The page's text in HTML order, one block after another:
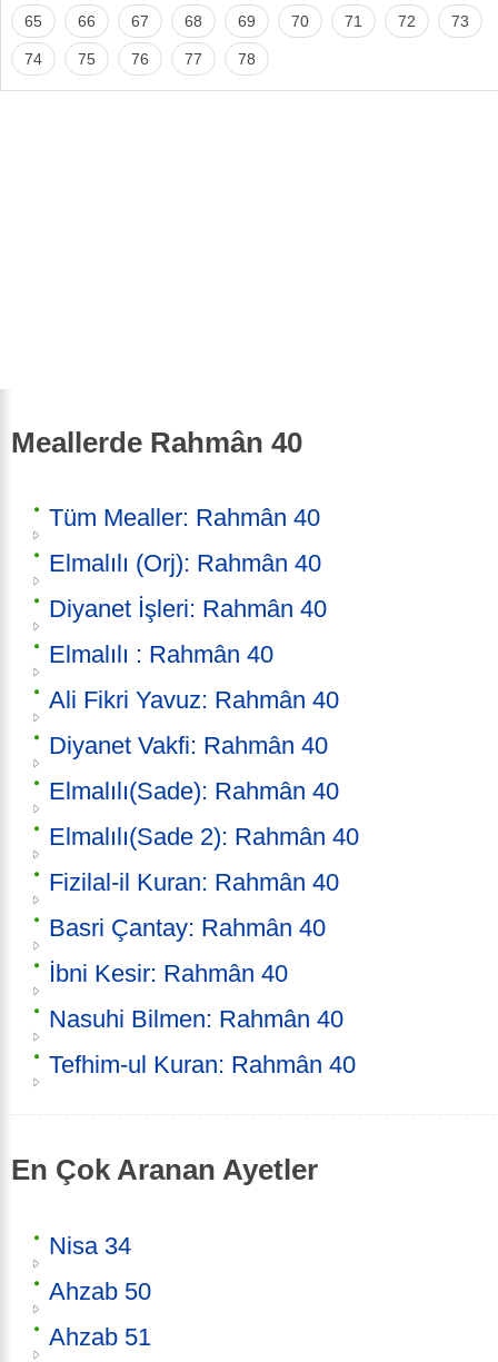
65 66 67 68 69 70 71 72 73
74 75 76 77 78
Meallerde Rahmân 40
Tüm Mealler: Rahmân 40
Elmalılı (Orj): Rahmân 40
Diyanet İşleri: Rahmân 40
Elmalılı : Rahmân 40
Ali Fikri Yavuz: Rahmân 40
Diyanet Vakfi: Rahmân 40
Elmalılı(Sade): Rahmân 40
Elmalılı(Sade 2): Rahmân 40
Fizilal-il Kuran: Rahmân 40
Basri Çantay: Rahmân 40
İbni Kesir: Rahmân 40
Nasuhi Bilmen: Rahmân 40
Tefhim-ul Kuran: Rahmân 40
En Çok Aranan Ayetler
Nisa 34
Ahzab 50
Ahzab 51